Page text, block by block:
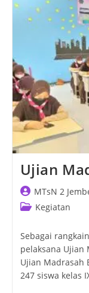
Ujian
Post
author:
MTsN 2
PostKegiatan
Sebagai
pelaksana Ujian
Ujian Madrasah
247 siswa kelas